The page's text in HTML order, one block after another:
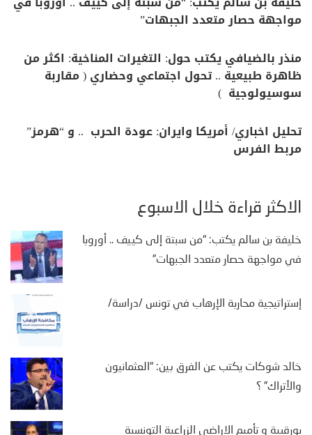
مواجهة حصار متعدد الجبهات”
منذر بالضيافي يكتب حول: التغيرات المناخية: اكثر من
ظاهرة طبيعية .. تحول اجتماعي وحضاري ( مقاربة
سوسيولوجية )
تحليل اخباري/ أمريكا وايران: عودة الحرب .. و “هرمز”
مربط الفرس
الأكثر قراءة خلال الأسبوع
خليفة بن سالم يكتب: “من سبتة إلى كييف .. أوروبا
في مواجهة حصار متعدد الجبهات”
إستراتيجية محاربة الإرهاب في تونس /دراسة/
خالد شوكات يكتب عن الفرق بين: “العثمانيون
والأتراك” ؟
بورقيبة و تأميم الاراضي الزراعية التونسية